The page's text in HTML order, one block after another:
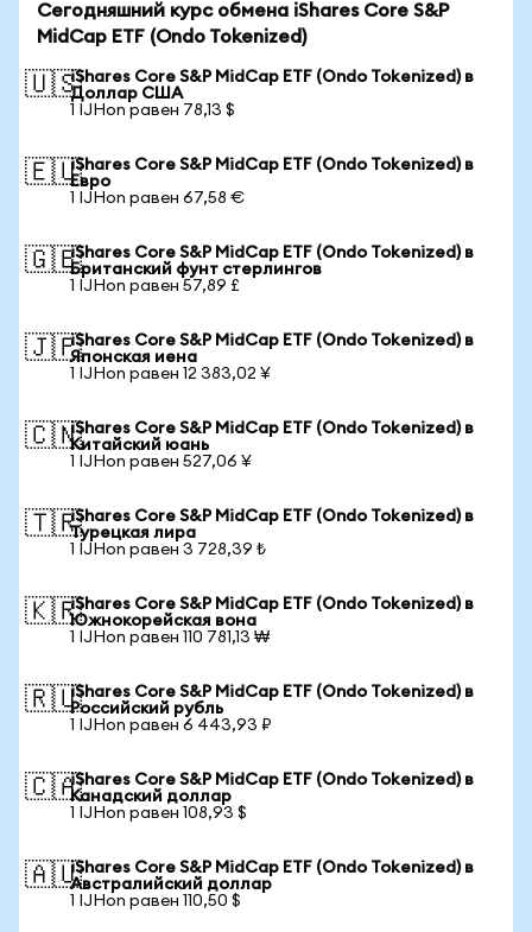
Сегодняшний курс обмена iShares Core S&P
MidCap ETF (Ondo Tokenized)
🇺🇸iShares Core S&P MidCap ETF (Ondo Tokenized) в
Доллар США
1 IJHon равен 78,13 $
🇪🇺iShares Core S&P MidCap ETF (Ondo Tokenized) в
Евро
1 IJHon равен 67,58 €
🇬🇧iShares Core S&P MidCap ETF (Ondo Tokenized) в
Британский фунт стерлингов
1 IJHon равен 57,89 £
🇯🇵iShares Core S&P MidCap ETF (Ondo Tokenized) в
Японская иена
1 IJHon равен 12 383,02 ¥
🇨🇳iShares Core S&P MidCap ETF (Ondo Tokenized) в
Китайский юань
1 IJHon равен 527,06 ¥
🇹🇷iShares Core S&P MidCap ETF (Ondo Tokenized) в
Турецкая лира
1 IJHon равен 3 728,39 ₺
🇰🇷iShares Core S&P MidCap ETF (Ondo Tokenized) в
Южнокорейская вона
1 IJHon равен 110 781,13 ₩
🇷🇺iShares Core S&P MidCap ETF (Ondo Tokenized) в
Российский рубль
1 IJHon равен 6 443,93 ₽
🇨🇦iShares Core S&P MidCap ETF (Ondo Tokenized) в
Канадский доллар
1 IJHon равен 108,93 $
🇦🇺iShares Core S&P MidCap ETF (Ondo Tokenized) в
Австралийский доллар
1 IJHon равен 110,50 $